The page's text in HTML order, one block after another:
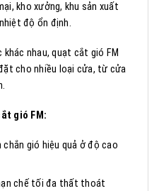
kho xưởng, khu sản xuất
độ ổn định.
nhau, quạt cắt gió FM
cho nhiều loại cửa, từ cửa
gió FM:
gió hiệu quả ở độ cao
chế tối đa thất thoát